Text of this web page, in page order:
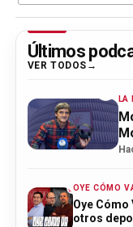
Últimos
VER TODOS
LA
OYE CÓMO
Oye Cómo
otros